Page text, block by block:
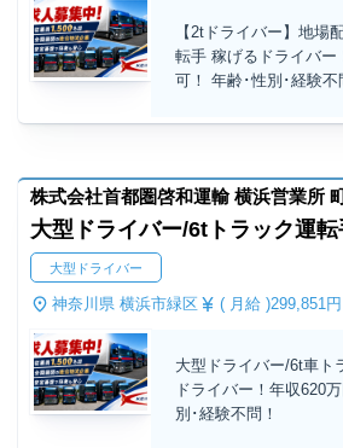
【2tドライバー】地場
転手 稼げるドライバー
可！ 年齢･性別･経験不
株式会社首都圏啓和運輸 横浜営業所
大型ドライバー/6tトラック運転
大型ドライバー
神奈川県 横浜市緑区 ( 月給 )299,851円
大型ドライバー/6t車ト
ドライバー！年収620
別･経験不問！